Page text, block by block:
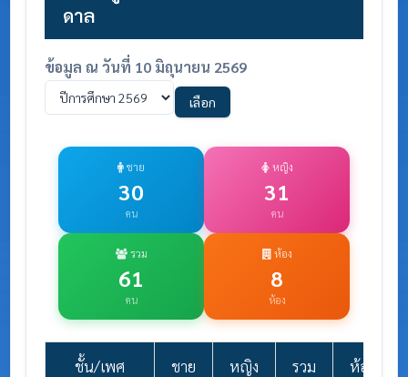
ดาล
ข้อมูล ณ วันที่ 10 มิถุนายน 2569
เลือก
ชาย
30
คน
หญิง
31
คน
รวม
61
คน
ห้อง
8
ห้อง
ชั้น/เพศ ชาย หญิง รวม ห้องเรียน